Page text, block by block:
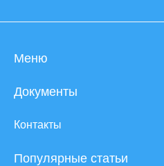
Меню
Документы
Контакты
Популярные статьи